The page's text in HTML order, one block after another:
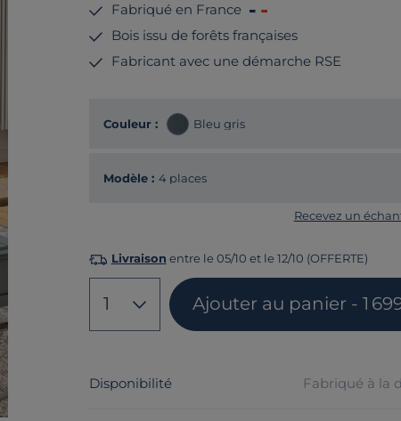
Fabriqué en France
Bois issu de forêts françaises
Fabricant avec une démarche RSE
Couleur : Bleu gris
Modèle : 4 places
Recevez un
Livraison entre le 05/10 et le 12/10 (OFFERTE)
1 Ajouter au panier - 1
Disponibilité Fabriqué à la